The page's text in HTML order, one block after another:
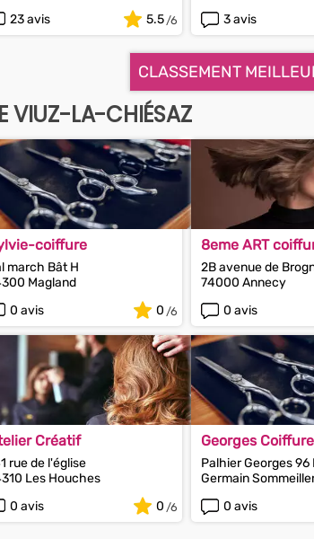
23 avis
5.5
3 avis
CLASSEMENT
VIUZ-LA-CHIÉSAZ
coiffure
march Bât H
Magland
0 avis
0
8eme ART
2B avenue de
74000 Annecy
0 avis
Créatif
rue de l'église
Les Houches
0 avis
0
Georges Coiffure
Palhier Georges 96
Germain
0 avis